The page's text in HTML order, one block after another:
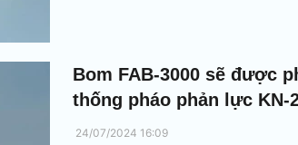
Bom FAB-3000 sẽ được
thống pháo phản lực KN-
24/07/2024 16:09